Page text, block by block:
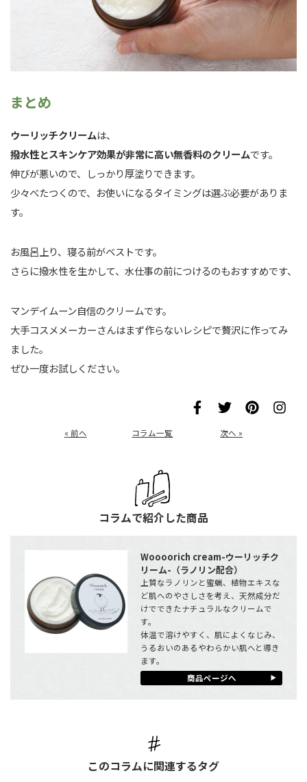
まとめ
ウーリッチクリームは、
撥水性とスキンケア効果が非常に高い無香料のクリームです。
伸びが悪いので、しっかり厚塗りできます。
少々べたつくので、お使いになるタイミングは選ぶ必要がありま
す。
お風呂上り、寝る前がベストです。
さらに撥水性を生かして、水仕事の前につけるのもおすすめです、
マンデイムーン自信のクリームです。
大手コスメメーカーさんはまず作らないレシピで贅沢に作ってみ
ました。
ぜひ一度お試しください。
« 前へ コラム一覧 次へ »
コラムで紹介した商品
Woooorich cream-ウーリッチク
リーム-（ラノリン配合）
上質なラノリンと蜜蝋、植物エキスな
ど肌へのやさしさを考え、天然成分だ
けでできたナチュラルなクリームで
す。
体温で溶けやすく、肌によくなじみ、
うるおいのあるやわらかい肌へと導き
ます。
商品ページへ
このコラムに関連するタグ